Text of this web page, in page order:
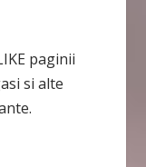
paginii
si alte